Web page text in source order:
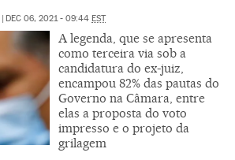
DEC 06, 2021 - 09:44 EST
A legenda, que se apresenta
como terceira via sob a
candidatura do ex-juiz,
encampou 82% das pautas do
Governo na Câmara, entre
elas a proposta do voto
impresso e o projeto da
grilagem